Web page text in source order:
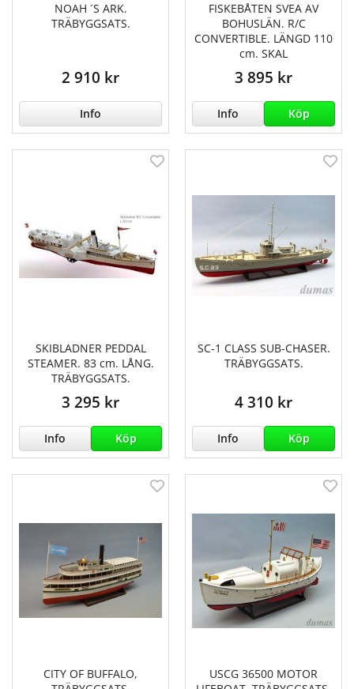
NOAH ´S ARK.
TRÄBYGGSATS.
2 910 kr
Info
FISKEBÅTEN SVEA AV
BOHUSLÄN. R/C
CONVERTIBLE. LÄNGD 110
cm. SKAL
3 895 kr
Info Köp
SKIBLADNER PEDDAL
STEAMER. 83 cm. LÅNG.
TRÄBYGGSATS.
3 295 kr
Info Köp
SC-1 CLASS SUB-CHASER.
TRÄBYGGSATS.
4 310 kr
Info Köp
CITY OF BUFFALO,
USCG 36500 MOTOR